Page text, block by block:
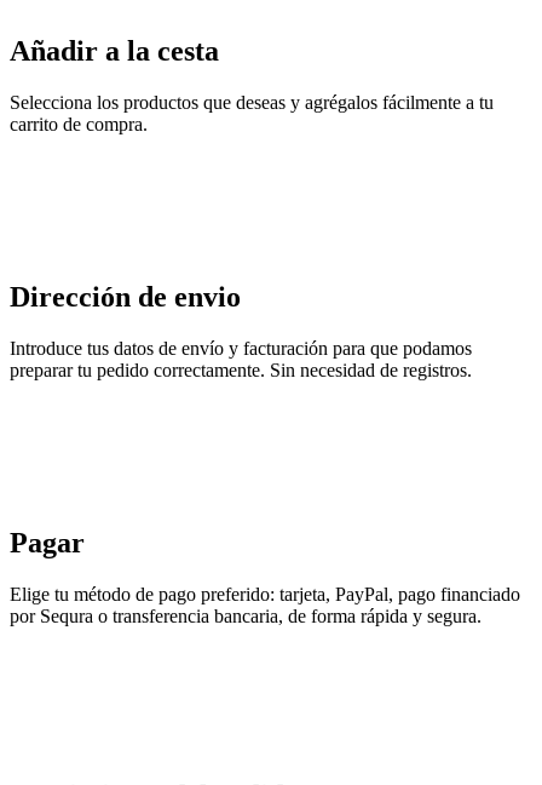
Añadir a la cesta
Selecciona los productos que deseas y agrégalos fácilmente a tu
carrito de compra.
Dirección de envio
Introduce tus datos de envío y facturación para que podamos
preparar tu pedido correctamente. Sin necesidad de registros.
Pagar
Elige tu método de pago preferido: tarjeta, PayPal, pago financiado
por Sequra o transferencia bancaria, de forma rápida y segura.